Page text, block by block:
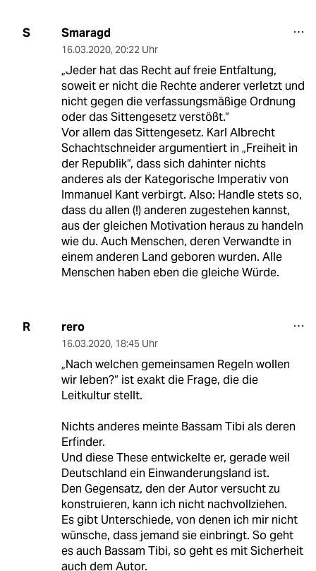
S Smaragd
16.03.2020, 20:22 Uhr
„Jeder hat das Recht auf freie Entfaltung,
soweit er nicht die Rechte anderer verletzt und
nicht gegen die verfassungsmäßige Ordnung
oder das Sittengesetz verstößt.“
Vor allem das Sittengesetz. Karl Albrecht
Schachtschneider argumentiert in „Freiheit in
der Republik“, dass sich dahinter nichts
anderes als der Kategorische Imperativ von
Immanuel Kant verbirgt. Also: Handle stets so,
dass du allen (!) anderen zugestehen kannst,
aus der gleichen Motivation heraus zu handeln
wie du. Auch Menschen, deren Verwandte in
einem anderen Land geboren wurden. Alle
Menschen haben eben die gleiche Würde.
R rero
16.03.2020, 18:45 Uhr
„Nach welchen gemeinsamen Regeln wollen
wir leben?“ ist exakt die Frage, die die
Leitkultur stellt.
Nichts anderes meinte Bassam Tibi als deren
Erfinder.
Und diese These entwickelte er, gerade weil
Deutschland ein Einwanderungsland ist.
Den Gegensatz, den der Autor versucht zu
konstruieren, kann ich nicht nachvollziehen.
Es gibt Unterschiede, von denen ich mir nicht
wünsche, dass jemand sie einbringt. So geht
es auch Bassam Tibi, so geht es mit Sicherheit
auch dem Autor.